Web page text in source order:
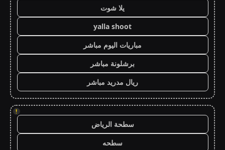
يلا شوت
yalla shoot
مباريات اليوم مباشر
برشلونة مباشر
ريال مدريد مباشر
!
سطحة الرياض
سطحه